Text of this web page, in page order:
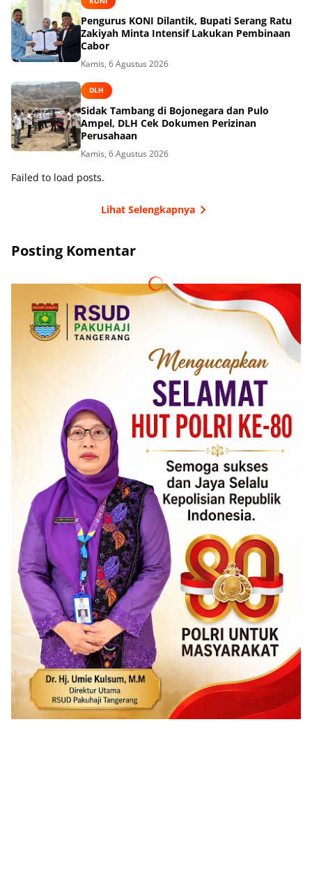
Pengurus KONI Dilantik, Bupati Serang Ratu
Zakiyah Minta Intensif Lakukan Pembinaan
Cabor
Kamis, 6 Agustus 2026
DLH
Sidak Tambang di Bojonegara dan Pulo
Ampel, DLH Cek Dokumen Perizinan
Perusahaan
Kamis, 6 Agustus 2026
Failed to load posts.
Lihat Selengkapnya
Posting Komentar